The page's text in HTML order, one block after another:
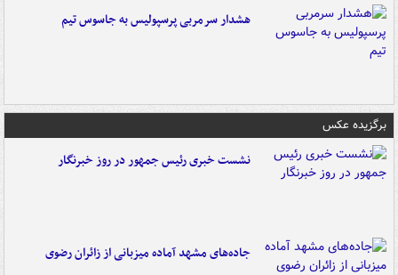
هشدار سرمربی پرسپولیس به جاسوس تیم
برگزیده عکس
نشست خبری رئیس جمهور در روز خبرنگار
جاده‌های مشهد آماده میزبانی از زائران رضوی